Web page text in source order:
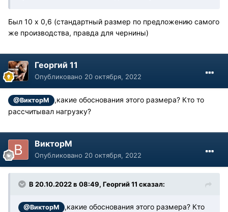
Был 10 х 0,6 (стандартный размер по предложению самого
же производства, правда для чернины)
Георгий 11
Опубликовано 20 октября, 2022
@ВикторМ
,какие обоснования этого размера? Кто то
рассчитывал нагрузку?
ВикторМ
Опубликовано 20 октября, 2022
В 20.10.2022 в 08:49, Георгий 11 сказал:
@ВикторМ
,какие обоснования этого размера? Кто